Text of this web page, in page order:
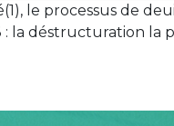
le processus de
: la déstructuration la